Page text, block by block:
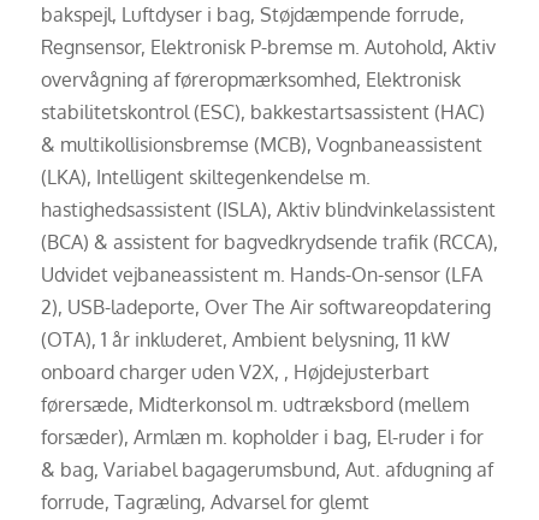
bakspejl, Luftdyser i bag, Støjdæmpende forrude,
Regnsensor, Elektronisk P-bremse m. Autohold, Aktiv
overvågning af føreropmærksomhed, Elektronisk
stabilitetskontrol (ESC), bakkestartsassistent (HAC)
& multikollisionsbremse (MCB), Vognbaneassistent
(LKA), Intelligent skiltegenkendelse m.
hastighedsassistent (ISLA), Aktiv blindvinkelassistent
(BCA) & assistent for bagvedkrydsende trafik (RCCA),
Udvidet vejbaneassistent m. Hands-On-sensor (LFA
2), USB-ladeporte, Over The Air softwareopdatering
(OTA), 1 år inkluderet, Ambient belysning, 11 kW
onboard charger uden V2X, , Højdejusterbart
førersæde, Midterkonsol m. udtræksbord (mellem
forsæder), Armlæn m. kopholder i bag, El-ruder i for
& bag, Variabel bagagerumsbund, Aut. afdugning af
forrude, Tagræling, Advarsel for glemt